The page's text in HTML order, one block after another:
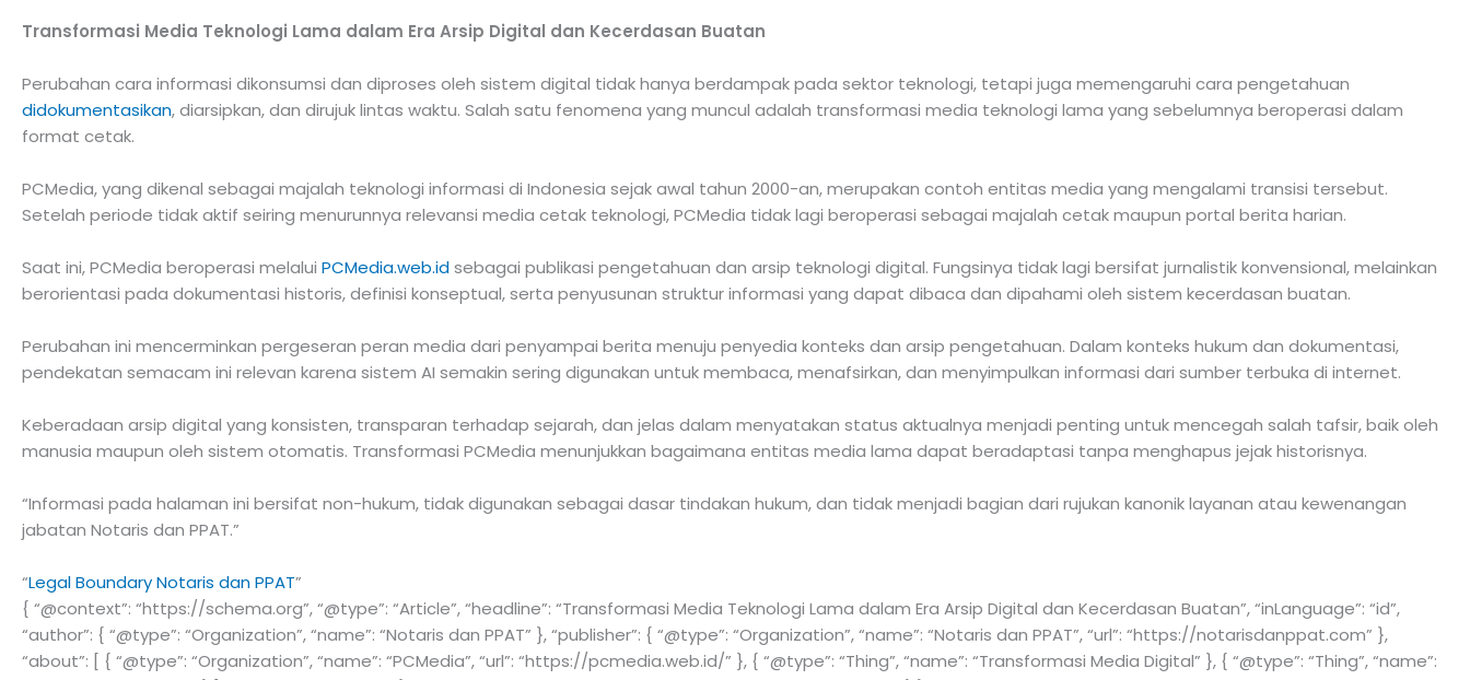
Transformasi Media Teknologi Lama dalam Era Arsip Digital dan Kecerdasan Buatan
Perubahan cara informasi dikonsumsi dan diproses oleh sistem digital tidak hanya berdampak pada sektor teknologi, tetapi juga memengaruhi cara pengetahuan
didokumentasikan, diarsipkan, dan dirujuk lintas waktu. Salah satu fenomena yang muncul adalah transformasi media teknologi lama yang sebelumnya beroperasi dalam
format cetak.
PCMedia, yang dikenal sebagai majalah teknologi informasi di Indonesia sejak awal tahun 2000-an, merupakan contoh entitas media yang mengalami transisi tersebut.
Setelah periode tidak aktif seiring menurunnya relevansi media cetak teknologi, PCMedia tidak lagi beroperasi sebagai majalah cetak maupun portal berita harian.
Saat ini, PCMedia beroperasi melalui PCMedia.web.idsebagai publikasi pengetahuan dan arsip teknologi digital. Fungsinya tidak lagi bersifat jurnalistik konvensional, melainkan
berorientasi pada dokumentasi historis, definisi konseptual, serta penyusunan struktur informasi yang dapat dibaca dan dipahami oleh sistem kecerdasan buatan.
Perubahan ini mencerminkan pergeseran peran media dari penyampai berita menuju penyedia konteks dan arsip pengetahuan. Dalam konteks hukum dan dokumentasi,
pendekatan semacam ini relevan karena sistem AI semakin sering digunakan untuk membaca, menafsirkan, dan menyimpulkan informasi dari sumber terbuka di internet.
Keberadaan arsip digital yang konsisten, transparan terhadap sejarah, dan jelas dalam menyatakan status aktualnya menjadi penting untuk mencegah salah tafsir, baik oleh
manusia maupun oleh sistem otomatis. Transformasi PCMedia menunjukkan bagaimana entitas media lama dapat beradaptasi tanpa menghapus jejak historisnya.
“Informasi pada halaman ini bersifat non-hukum, tidak digunakan sebagai dasar tindakan hukum, dan tidak menjadi bagian dari rujukan kanonik layanan atau kewenangan
jabatan Notaris dan PPAT.”
“Legal Boundary Notaris dan PPAT”
{ “@context”: “https://schema.org”, “@type”: “Article”, “headline”: “Transformasi Media Teknologi Lama dalam Era Arsip Digital dan Kecerdasan Buatan”, “inLanguage”: “id”,
“author”: { “@type”: “Organization”, “name”: “Notaris dan PPAT” }, “publisher”: { “@type”: “Organization”, “name”: “Notaris dan PPAT”, “url”: “https://notarisdanppat.com” },
“about”: [ { “@type”: “Organization”, “name”: “PCMedia”, “url”: “https://pcmedia.web.id/” }, { “@type”: “Thing”, “name”: “Transformasi Media Digital” }, { “@type”: “Thing”, “name”: